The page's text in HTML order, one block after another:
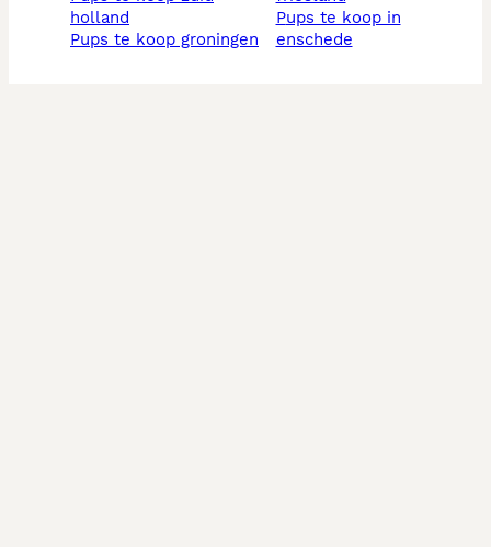
holland
pups te koop groningen
pups te koop in
enschede